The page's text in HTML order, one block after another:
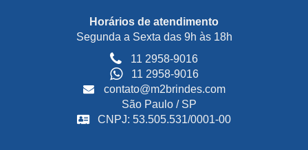
Horários de atendimento
Segunda a Sexta das 9h às 18h
11 2958-9016
11 2958-9016
contato@m2brindes.com
São Paulo / SP
CNPJ: 53.505.531/0001-00